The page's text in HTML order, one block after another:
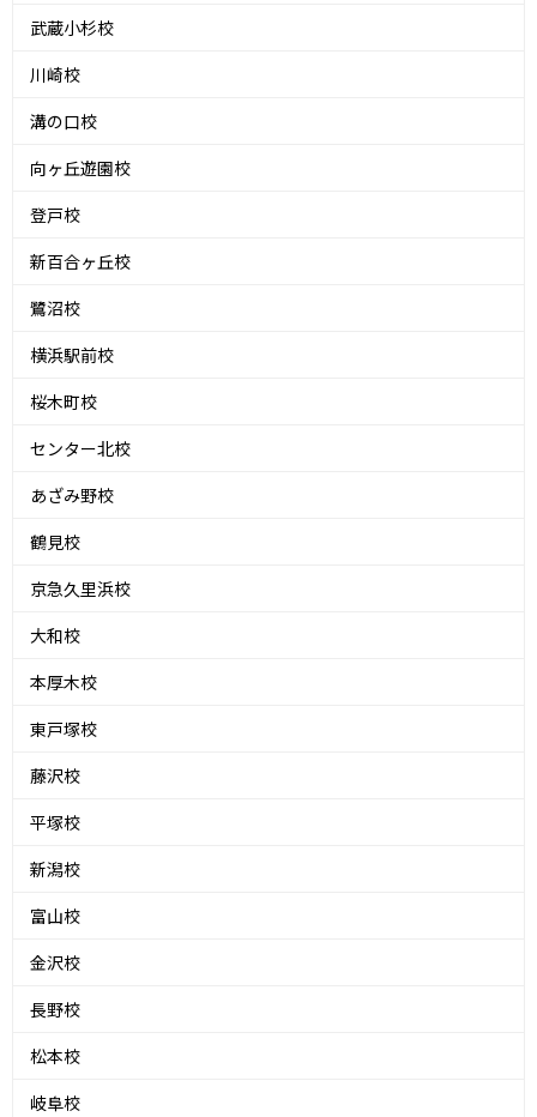
武蔵小杉校
川崎校
溝の口校
向ヶ丘遊園校
登戸校
新百合ヶ丘校
鷺沼校
横浜駅前校
桜木町校
センター北校
あざみ野校
鶴見校
京急久里浜校
大和校
本厚木校
東戸塚校
藤沢校
平塚校
新潟校
富山校
金沢校
長野校
松本校
岐阜校